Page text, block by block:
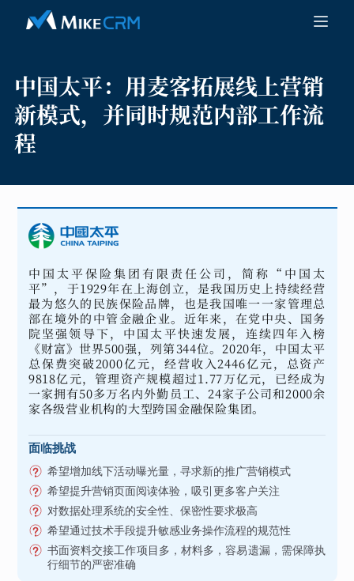
中国太平： 用麦客拓展线上营销
新模式，并同时规范内部工作流
程
中国太平保险集团有限责任公司，简称“中国太
平”，于1929年在上海创立，是我国历史上持续经营
最为悠久的民族保险品牌，也是我国唯一一家管理总
部在境外的中管金融企业。近年来，在党中央、国务
院坚强领导下，中国太平快速发展，连续四年入榜
《财富》世界500强，列第344位。2020年，中国太平
总保费突破2000亿元，经营收入2446亿元，总资产
9818亿元，管理资产规模超过1.77万亿元，已经成为
一家拥有50多万名内外勤员工、24家子公司和2000余
家各级营业机构的大型跨国金融保险集团。
面临挑战
希望增加线下活动曝光量，寻求新的推广营销模式
希望提升营销页面阅读体验，吸引更多客户关注
对数据处理系统的安全性、保密性要求极高
希望通过技术手段提升敏感业务操作流程的规范性
书面资料交接工作项目多，材料多，容易遗漏，需保障执
行细节的严密准确